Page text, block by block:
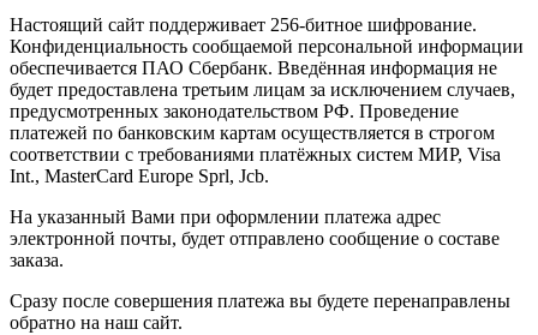
Настоящий сайт поддерживает 256-битное шифрование.
Конфиденциальность сообщаемой персональной информации
обеспечивается ПАО Сбербанк. Введённая информация не
будет предоставлена третьим лицам за исключением случаев,
предусмотренных законодательством РФ. Проведение
платежей по банковским картам осуществляется в строгом
соответствии с требованиями платёжных систем МИР, Visa
Int., MasterCard Europe Sprl, Jcb.
На указанный Вами при оформлении платежа адрес
электронной почты, будет отправлено сообщение о составе
заказа.
Сразу после совершения платежа вы будете перенаправлены
обратно на наш сайт.